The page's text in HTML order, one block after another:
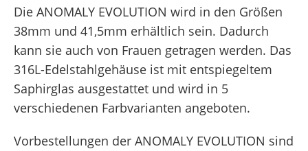
Die ANOMALY EVOLUTION wird in den Größen
38mm und 41,5mm erhältlich sein. Dadurch
kann sie auch von Frauen getragen werden. Das
316L-Edelstahlgehäuse ist mit entspiegeltem
Saphirglas ausgestattet und wird in 5
verschiedenen Farbvarianten angeboten.
Vorbestellungen der ANOMALY EVOLUTION sind